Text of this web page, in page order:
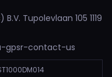
Tupolevlaan 105 1119
gpsr-contact-us